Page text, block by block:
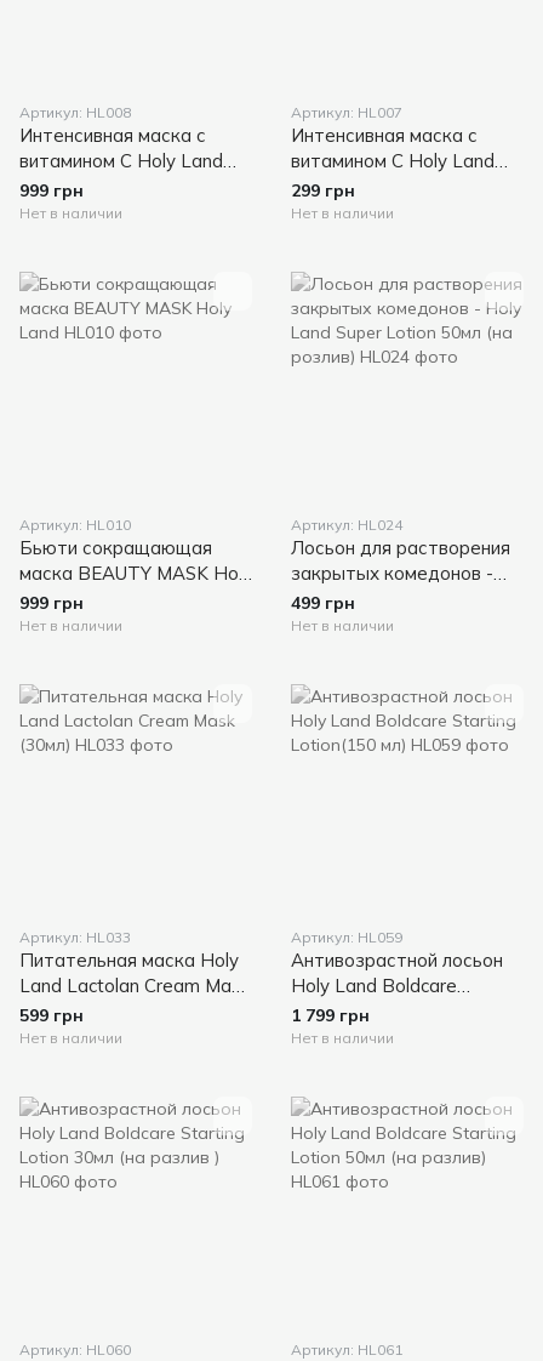
Артикул: HL008
Интенсивная маска с
витамином С Holy Land
(50мл)
999 грн
Нет в наличии
Артикул: HL007
Интенсивная маска с
витамином С Holy Land
(10мл)
299 грн
Нет в наличии
Артикул: HL010
Бьюти сокращающая
маска BEAUTY MASK Holy
Land
999 грн
Нет в наличии
Артикул: HL024
Лосьон для растворения
закрытых комедонов -
Holy Land Super Lotion
50мл (на розлив)
499 грн
Нет в наличии
Артикул: HL033
Питательная маска Holy
Land Lactolan Cream Mask
(30мл)
599 грн
Нет в наличии
Артикул: HL059
Антивозрастной лосьон
Holy Land Boldcare
Starting Lotion(150 мл)
1 799 грн
Нет в наличии
Артикул: HL060 Артикул: HL061